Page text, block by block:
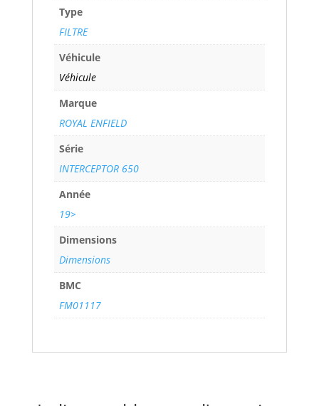
Type
FILTRE
Véhicule
Véhicule
Marque
ROYAL ENFIELD
Série
INTERCEPTOR 650
Année
19>
Dimensions
Dimensions
BMC
FM01117